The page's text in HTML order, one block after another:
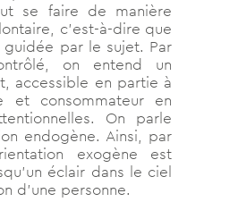
se faire de manière
c’est-à-dire que
guidée par le sujet. Par
on entend un
accessible en partie à
et consommateur en
On parle
endogène. Ainsi, par
exogène est
éclair dans le ciel
d’une personne.